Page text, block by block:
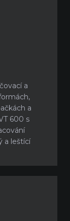
a
a
600 s
a leštící